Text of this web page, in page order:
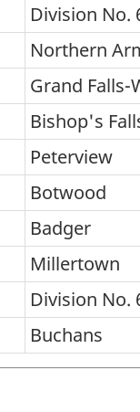
Division No.
Northern
Grand Falls-
Bishop's
Peterview
Botwood
Badger
Millertown
Division No.
Buchans